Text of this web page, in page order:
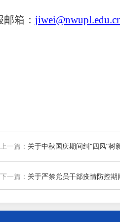
箱：
上一篇： 关于中秋国庆期间纠“四风”树
下一篇： 关于严禁党员干部疫情防控